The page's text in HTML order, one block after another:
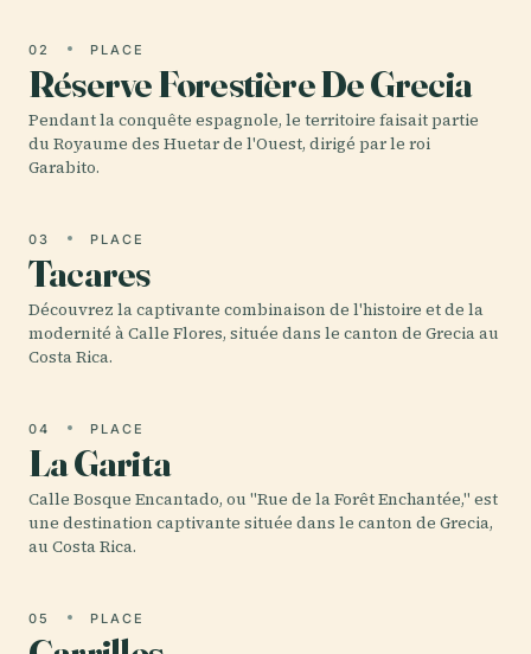
02 PLACE
Réserve Forestière De Grecia
Pendant la conquête espagnole, le territoire faisait partie
du Royaume des Huetar de l'Ouest, dirigé par le roi
Garabito.
03 PLACE
Tacares
Découvrez la captivante combinaison de l'histoire et de la
modernité à Calle Flores, située dans le canton de Grecia au
Costa Rica.
04 PLACE
La Garita
Calle Bosque Encantado, ou "Rue de la Forêt Enchantée," est
une destination captivante située dans le canton de Grecia,
au Costa Rica.
05 PLACE